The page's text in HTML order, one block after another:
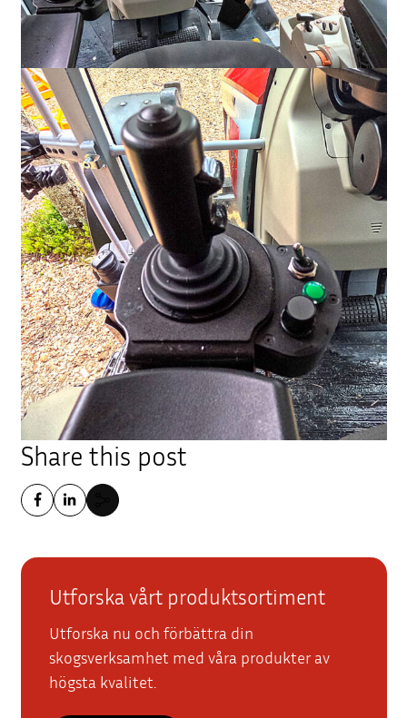
Share this post
Utforska vårt produktsortiment
Utforska nu och förbättra din
skogsverksamhet med våra produkter av
högsta kvalitet.